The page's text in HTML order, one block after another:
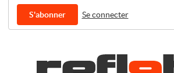
S'abonner Se connecter